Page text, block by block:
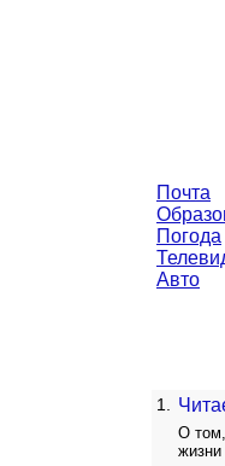
Почта
Погода
Авто
1.
О том,
жизни